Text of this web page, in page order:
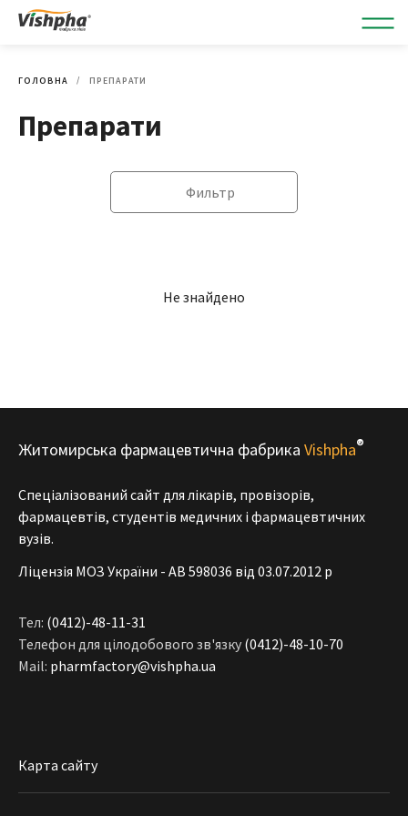
ГОЛОВНА ПРЕПАРАТИ
Препарати
Фильтр
Не знайдено
Житомирська фармацевтична фабрика Vishpha®
Спеціалізований сайт для лікарів, провізорів,
фармацевтів, студентів медичних і фармацевтичних
вузів.
Ліцензія МОЗ України - АВ 598036 від 03.07.2012 р
Тел: (0412)-48-11-31
Телефон для цілодобового зв'язку (0412)-48-10-70
Mail: pharmfactory@vishpha.ua
Карта сайту